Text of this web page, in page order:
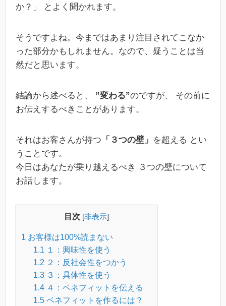
か？」 とよく聞かれます。
そうですよね。今まではあまり注目されてこなか
った部分かもしれません。なので、疑うことは当
然だと思います。
結論から述べると、 ”変わる”のですが、 その前に
お伝えするべきことがあります。
それはお客さんが持つ 「３つの壁」 を超える とい
うことです。
今日はあなたが乗り越えるべき ３つの壁について
お話します。
目次 [非表示]
1 お客様は100%読まない
1.1 １：興味性を使う
1.2 ２：反社会性をつかう
1.3 ３：具体性を使う
1.4 ４：ベネフィットを伝える
1.5 ベネフィットを作るには？